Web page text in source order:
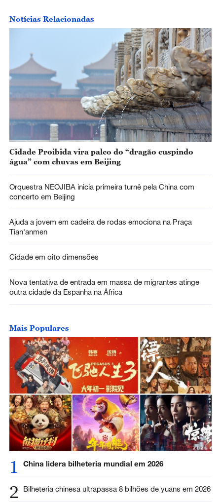
Notícias Relacionadas
Cidade Proibida vira palco do “dragão cuspindo
água” com chuvas em Beijing
Orquestra NEOJIBA inicia primeira turnê pela China com
concerto em Beijing
Ajuda a jovem em cadeira de rodas emociona na Praça
Tian'anmen
Cidade em oito dimensões
Nova tentativa de entrada em massa de migrantes atinge
outra cidade da Espanha na África
Mais Populares
1 China lidera bilheteria mundial em 2026
2 Bilheteria chinesa ultrapassa 8 bilhões de yuans em 2026